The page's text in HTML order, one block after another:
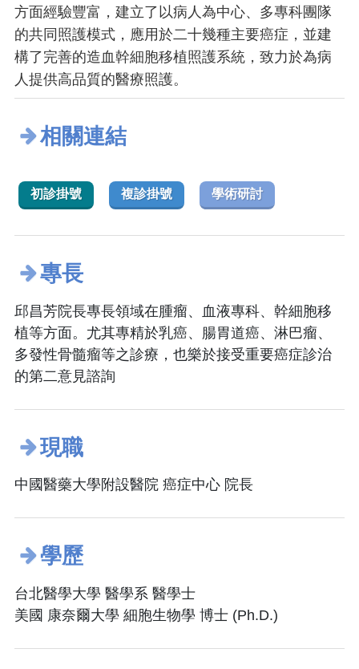
方面經驗豐富，建立了以病人為中心、多專科團隊
的共同照護模式，應用於二十幾種主要癌症，並建
構了完善的造血幹細胞移植照護系統，致力於為病
人提供高品質的醫療照護。
相關連結
初診掛號 複診掛號 學術研討
專長
邱昌芳院長專長領域在腫瘤、血液專科、幹細胞移
植等方面。尤其專精於乳癌、腸胃道癌、淋巴瘤、
多發性骨髓瘤等之診療，也樂於接受重要癌症診治
的第二意見諮詢
現職
中國醫藥大學附設醫院 癌症中心 院長
學歷
台北醫學大學 醫學系 醫學士
美國 康奈爾大學 細胞生物學 博士 (Ph.D.)